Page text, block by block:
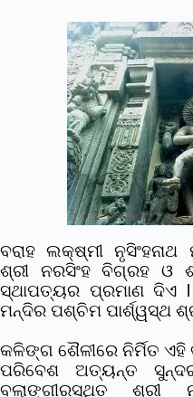
ବରାହ ଲକ୍ଷ୍ମୀ ନୃସିଂହନାଥ
ଶ୍ରୀ ନରସିଂହ ବିଗ୍ରହ ଓ
ସ୍ଥାପତ୍ୟର ପ୍ରମାଣ ଦିଏ l
ମନ୍ଦିର ପଶ୍ଚିମ ପାର୍ଶ୍ୱସ୍ଥ
କଳିଙ୍ଗ ଶୈଳୀରେ ନିର୍ମିତ ଏହି
ପରିବେଶ ଅତ୍ୟନ୍ତ
ବଲାଙ୍ଗୀରସ୍ଥିତ ଶ୍ରୀ